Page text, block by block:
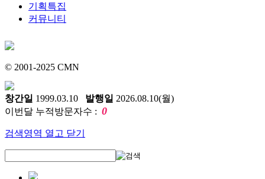
기획특집
커뮤니티
© 2001-2025 CMN
창간일 1999.03.10 발행일 2026.08.10(월)
이번달 누적방문자수 : 0
검색영역 열고 닫기